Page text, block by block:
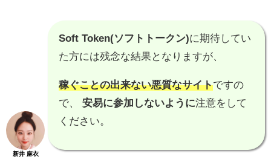
新井 麻衣
Soft Token(ソフトトークン)に期待してい
た方には残念な結果となりますが、
稼ぐことの出来ない悪質なサイトですの
で、 安易に参加しないように注意をして
ください。